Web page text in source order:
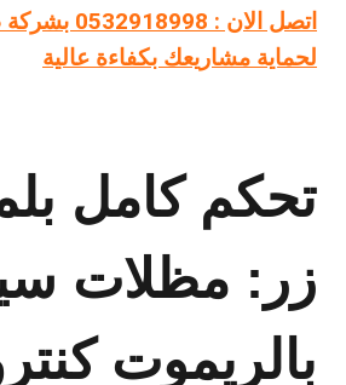
اتصل الان :
لحماية مشاريعك بكفاءة عالية
تحكم كامل
زر: مظلات
بالريموت